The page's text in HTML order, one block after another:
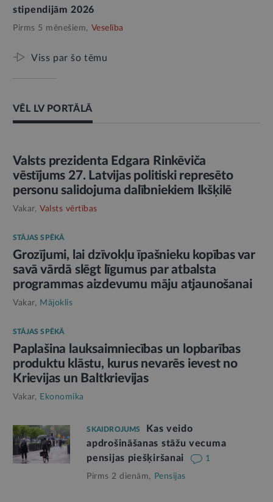
stipendijām 2026
Pirms 5 mēnešiem, Veselība
Viss par šo tēmu
VĒL LV PORTĀLĀ
AMATPERSONAS RUNA
Valsts prezidenta Edgara Rinkēviča
vēstījums 27. Latvijas politiski represēto
personu salidojuma dalībniekiem Ikšķilē
Vakar, Valsts vērtības
STĀJAS SPĒKĀ
Grozījumi, lai dzīvokļu īpašnieku kopības var
savā vārdā slēgt līgumus par atbalsta
programmas aizdevumu māju atjaunošanai
Vakar, Mājoklis
STĀJAS SPĒKĀ
Paplašina lauksaimniecības un lopbarības
produktu klāstu, kurus nevarēs ievest no
Krievijas un Baltkrievijas
Vakar, Ekonomika
SKAIDROJUMS
Kas veido
apdrošināšanas stāžu vecuma
pensijas piešķiršanai
1
Pirms 2 dienām, Pensijas